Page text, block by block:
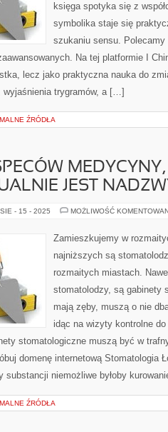
księga spotyka się z
symbolika staje się
szukaniu sensu.
Na tej platformie I
lecz jako praktyczna nauka do
wyjaśnienia trygramów, a […]
ŹRÓDŁA
JEST
SIE - 15 - 2025 MOŻLIWOŚĆ
Zamieszkujemy w
najniższych są
rozmaitych miastach.
stomatolodzy, są gabinety
mają zęby, muszą o nie
idąc na wizyty kontrolne do
stomatologiczne muszą być w
domenę internetową Stomatologia
substancji niemożliwe byłoby
ŹRÓDŁA